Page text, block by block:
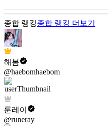
종합 랭킹종합 랭킹 더보기
해봄
@haebomhaebom
룬레이
@runeray